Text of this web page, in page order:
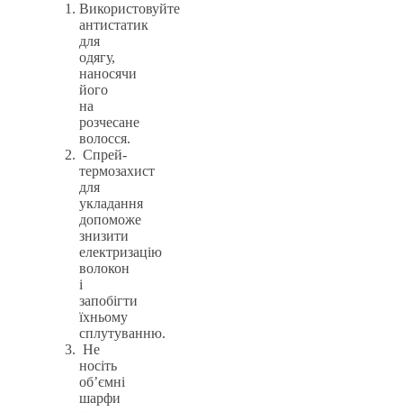
Використовуйте
антистатик
для
одягу,
наносячи
його
на
розчесане
волосся.
Спрей-
термозахист
для
укладання
допоможе
знизити
електризацію
волокон
і
запобігти
їхньому
сплутуванню.
Не
носіть
об’ємні
шарфи